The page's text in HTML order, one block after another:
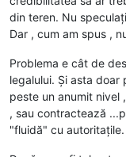
din teren. Nu
Dar , cum am spus ,
Problema e cât de
legalului. Și asta doar
peste un anumit nivel
, sau contractează
"fluidă" cu